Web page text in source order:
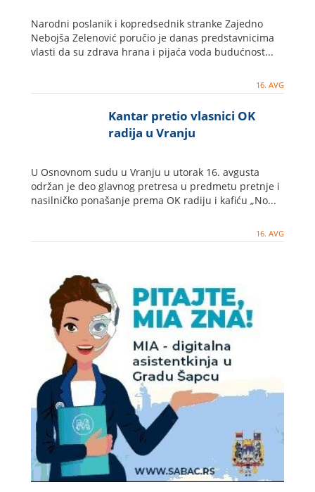
Narodni poslanik i kopredsednik stranke Zajedno
Nebojša Zelenović poručio je danas predstavnicima
vlasti da su zdrava hrana i pijaća voda budućnost...
16. AVG
Kantar pretio vlasnici OK
radija u Vranju
U Osnovnom sudu u Vranju u utorak 16. avgusta
održan je deo glavnog pretresa u predmetu pretnje i
nasilničko ponašanje prema OK radiju i kafiću „No...
16. AVG